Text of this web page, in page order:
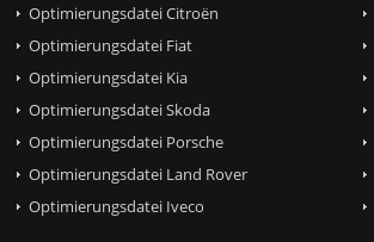
Optimierungsdatei Citroën
Optimierungsdatei Fiat
Optimierungsdatei Kia
Optimierungsdatei Skoda
Optimierungsdatei Porsche
Optimierungsdatei Land Rover
Optimierungsdatei Iveco